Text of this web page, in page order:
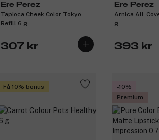
Ere Perez
Tapioca Cheek Color Tokyo
Refill 6 g
307 kr
Ere Perez
Arnica All-
g
393 kr
Få 10% bonus
-10%
Premium